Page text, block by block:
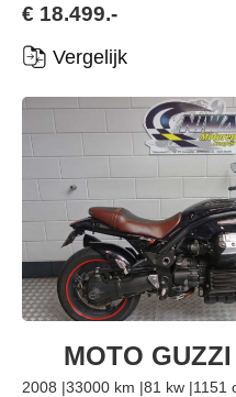
€ 18.499.-
Vergelijk
MOTO
2008 |33000 km |81 kw |1151